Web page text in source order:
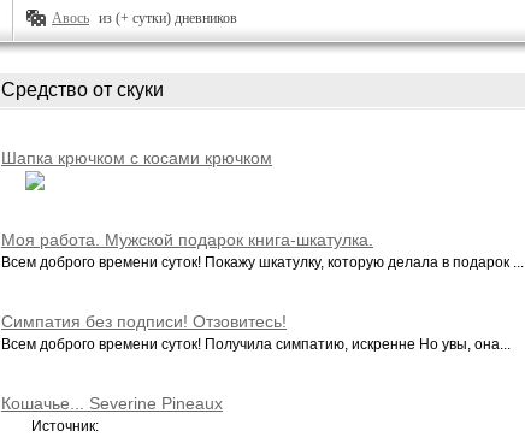
Авось из (+ сутки) дневников
Средство от скуки
Шапка крючком с косами крючком
Моя работа. Мужской подарок книга-шкатулка.
Всем доброго времени суток! Покажу шкатулку, которую делала в подарок ...
Симпатия без подписи! Отзовитесь!
Всем доброго времени суток! Получила симпатию, искренне Но увы, она...
Кошачье... Severine Pineaux
Источник: